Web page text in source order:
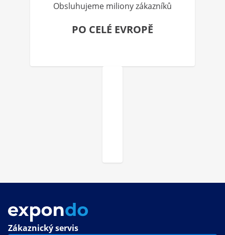
Obsluhujeme miliony zákazníků
PO CELÉ EVROPĚ
Zákaznický servis